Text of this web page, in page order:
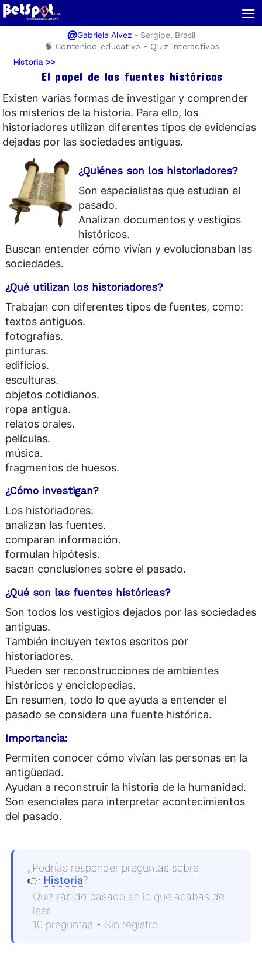
≡
@Gabriela Alvez - Sergipe, Brasil
🧠 Contenido educativo • Quiz interactivos
Historia>>
El papel de las fuentes históricas
Existen varias formas de investigar y comprender
los misterios de la historia. Para ello, los
historiadores utilizan diferentes tipos de evidencias
dejadas por las sociedades antiguas.
¿Quiénes son los historiadores?
Son especialistas que estudian el
pasado.
Analizan documentos y vestigios
históricos.
Buscan entender cómo vivían y evolucionaban las
sociedades.
¿Qué utilizan los historiadores?
Trabajan con diferentes tipos de fuentes, como:
textos antiguos.
fotografías.
pinturas.
edificios.
esculturas.
objetos cotidianos.
ropa antigua.
relatos orales.
películas.
música.
fragmentos de huesos.
¿Cómo investigan?
Los historiadores:
analizan las fuentes.
comparan información.
formulan hipótesis.
sacan conclusiones sobre el pasado.
¿Qué son las fuentes históricas?
Son todos los vestigios dejados por las sociedades
antiguas.
También incluyen textos escritos por
historiadores.
Pueden ser reconstrucciones de ambientes
históricos y enciclopedias.
En resumen, todo lo que ayuda a entender el
pasado se considera una fuente histórica.
Importancia:
Permiten conocer cómo vivían las personas en la
antigüedad.
Ayudan a reconstruir la historia de la humanidad.
Son esenciales para interpretar acontecimientos
del pasado.
¿Podrías responder preguntas sobre
👉 Historia?
Quiz rápido basado en lo que acabas de
leer
10 preguntas • Sin registro